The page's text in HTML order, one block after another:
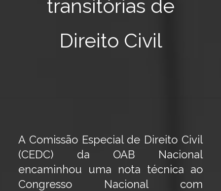
transitórias de
Direito Civil
A Comissão Especial de Direito Civil
(CEDC) da OAB Nacional
encaminhou uma nota técnica ao
Congresso Nacional com